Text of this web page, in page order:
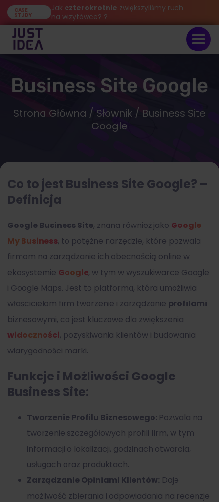
CASE
STUDY
Jak czterokrotnie zwiększyliśmy ruch
na wizytówce? ?
Business Site Google
Strona Główna / Słownik / Business Site
Google
Co to jest Business Site Google? –
Definicja
Google Business Site, znana również jako Google
My Business, to potężne narzędzie, które pozwala
firmom na zarządzanie ich obecnością online w
ekosystemie Google, w tym w wyszukiwarce Google
i Google Maps. Jest to platforma, która umożliwia
właścicielom firm tworzenie i zarządzanie profilami
biznesowymi, co jest kluczowe dla zwiększenia
widoczności, pozyskiwania klientów i budowania
wiarygodności marki.
Funkcje i Możliwości Google
Business Site:
Tworzenie Profilu Biznesowego: Pozwala na
tworzenie szczegółowych profili firm, w tym
informacji o lokalizacji, godzinach otwarcia,
usługach oraz produktach.
Zarządzanie Opiniami Klientów: Daje
możliwość zbierania i odpowiadania na recenzje